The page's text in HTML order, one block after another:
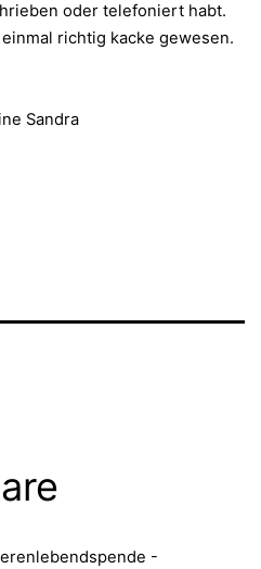
oder telefoniert habt.
richtig kacke gewesen.
-